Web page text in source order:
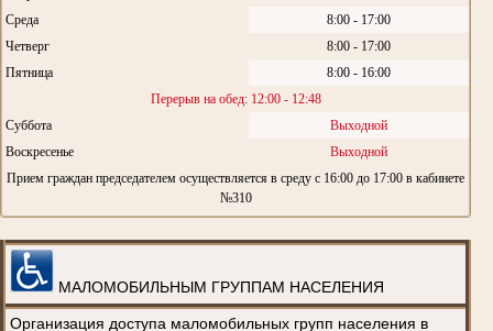
Среда
8:00 - 17:00
Четверг
8:00 - 17:00
Пятница
8:00 - 16:00
Перерыв на обед: 12:00 - 12:48
Суббота
Выходной
Воскресенье
Выходной
Прием граждан председателем осуществляется в среду с 16:00 до 17:00 в кабинете
№310
МАЛОМОБИЛЬНЫМ ГРУППАМ НАСЕЛЕНИЯ
Организация доступа маломобильных групп населения в